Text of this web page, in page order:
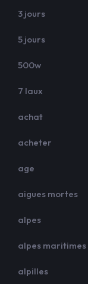
3 jours
5 jours
500w
7 laux
achat
acheter
age
aigues mortes
alpes
alpes maritimes
alpilles